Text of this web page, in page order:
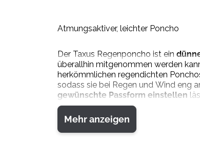
Atmungsaktiver, leichter Poncho
Der Taxus Regenponcho ist ein
überallhin mitgenommen werden
herkömmlichen regendichten
sodass sie bei Regen und Wind eng
gewünschte Passform einstellen
können, wenn Sie z. B. einen
denPoncho aufspannen
Dünnes und leichtes Material
Verstellbare Kapuze
Brusttasche
Mehr anzeigen